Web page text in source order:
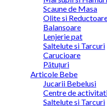
Scaune de Masa
Olite si
Balansoare
Lenjerie pat
Saltelute si Tarcuri
Carucioare
Pătuțuri
Articole Bebe
Jucarii Bebelusi
Centre de
Saltelute si Tarcuri